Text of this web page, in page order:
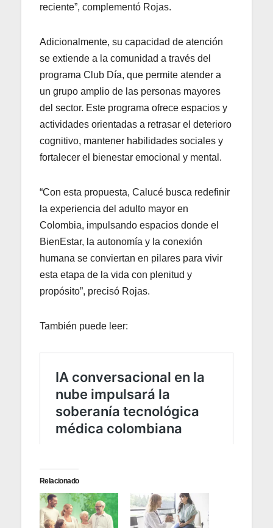
reciente”, complementó Rojas.
Adicionalmente, su capacidad de atención
se extiende a la comunidad a través del
programa Club Día, que permite atender a
un grupo amplio de las personas mayores
del sector. Este programa ofrece espacios y
actividades orientadas a retrasar el deterioro
cognitivo, mantener habilidades sociales y
fortalecer el bienestar emocional y mental.
“Con esta propuesta, Calucé busca redefinir
la experiencia del adulto mayor en
Colombia, impulsando espacios donde el
BienEstar, la autonomía y la conexión
humana se conviertan en pilares para vivir
esta etapa de la vida con plenitud y
propósito”, precisó Rojas.
También puede leer:
Relacionado